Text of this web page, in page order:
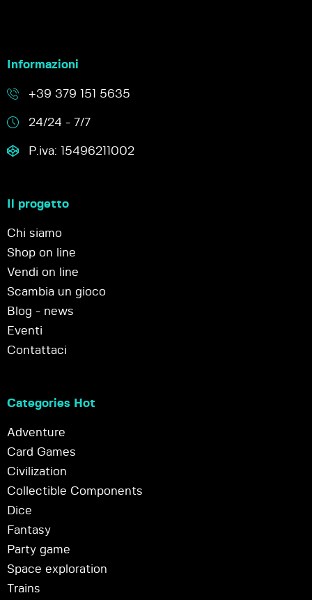
Informazioni
+39 379 151 5635
24/24 - 7/7
P.iva: 15496211002
Il progetto
Chi siamo
Shop on line
Vendi on line
Scambia un gioco
Blog - news
Eventi
Contattaci
Categories Hot
Adventure
Card Games
Civilization
Collectible Components
Dice
Fantasy
Party game
Space exploration
Trains